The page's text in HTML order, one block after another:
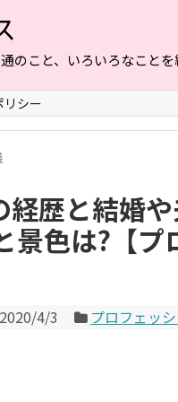
のこと、いろいろなこと
リシー
歴と結婚
景色は?【プ
2020/4/3 プロフェッ